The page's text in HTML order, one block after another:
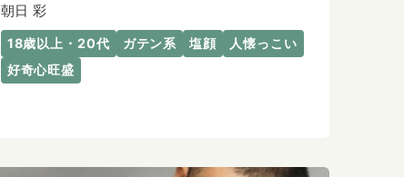
朝日 彩
18歳以上・20代 ガテン系 塩顔
人懐っこい
好奇心旺盛